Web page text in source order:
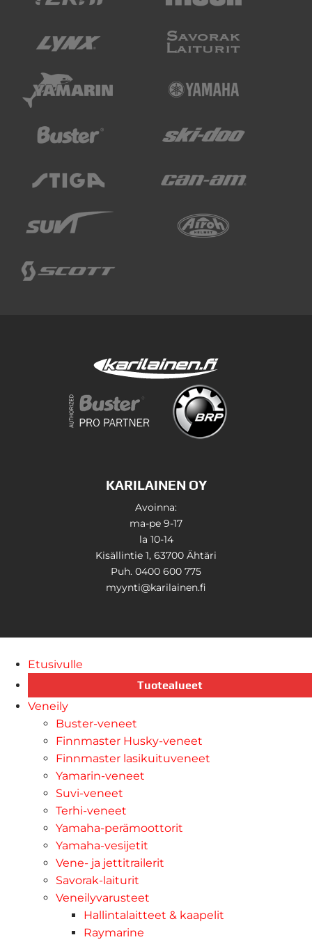
KARILAINEN OY
Avoinna:
ma-pe 9-17
la 10-14
Kisällintie 1, 63700 Ähtäri
Puh. 0400 600 775
myynti@karilainen.fi
Etusivulle
Tuotealueet
Veneily
Buster-veneet
Finnmaster Husky-veneet
Finnmaster lasikuituveneet
Yamarin-veneet
Suvi-veneet
Terhi-veneet
Yamaha-perämoottorit
Yamaha-vesijetit
Vene- ja jettitrailerit
Savorak-laiturit
Veneilyvarusteet
Hallintalaitteet & kaapelit
Raymarine